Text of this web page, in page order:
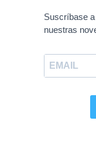
Suscríbase
nuestras